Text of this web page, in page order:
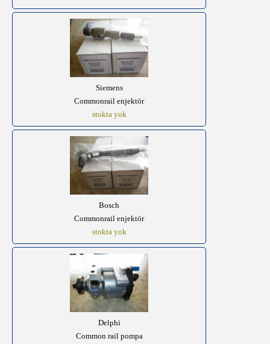
Siemens
Commonrail enjektör
stokta yok
Bosch
Commonrail enjektör
stokta yok
Delphi
Common rail pompa